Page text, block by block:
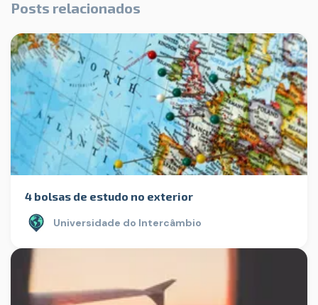
Posts relacionados
4 bolsas de estudo no exterior
Universidade do Intercâmbio